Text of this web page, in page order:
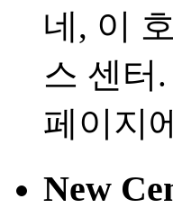
네, 이
스 센터
페이지
New